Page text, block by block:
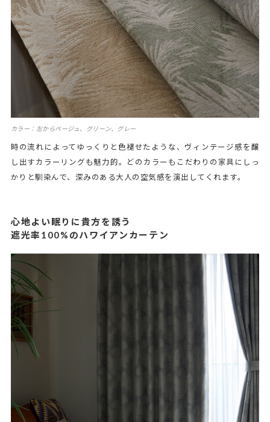
カラー：左からベージュ、グリーン、グレー
時の流れによってゆっくりと色褪せたような、ヴィンテージ感を醸
し出すカラーリングも魅力的。どのカラーもこだわりの家具にしっ
かりと馴染んで、深みのある大人の空気感を演出してくれます。
心地よい眠りに貴方を誘う
遮光率100%のハワイアンカーテン